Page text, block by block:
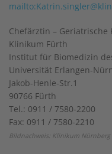
Chefärztin – Geriatrische
Klinikum Fürth
Institut für Biomedizin
Universität Erlangen-
Jakob-Henle-Str.1
90766 Fürth
Tel.: 0911 / 7580-2200
Fax: 0911 / 7580-2210
Bildnachweis: Klinikum Nürnberg